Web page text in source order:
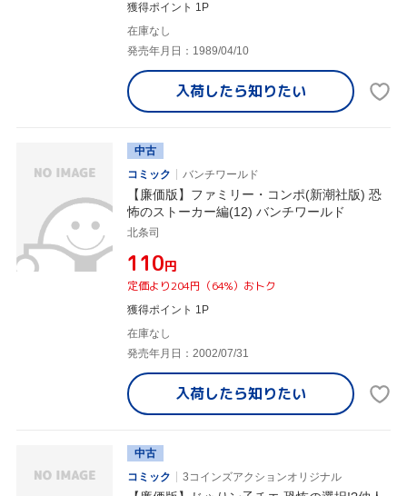
獲得ポイント 1P
在庫なし
発売年月日：1989/04/10
入荷したら知りたい
中古
コミック
バンチワールド
【廉価版】ファミリー・コンポ(新潮社版) 恐
怖のストーカー編(12) バンチワールド
北条司
¥110円
定価より204円（64%）おトク
獲得ポイント 1P
在庫なし
発売年月日：2002/07/31
入荷したら知りたい
中古
コミック
3コインズアクションオリジナル